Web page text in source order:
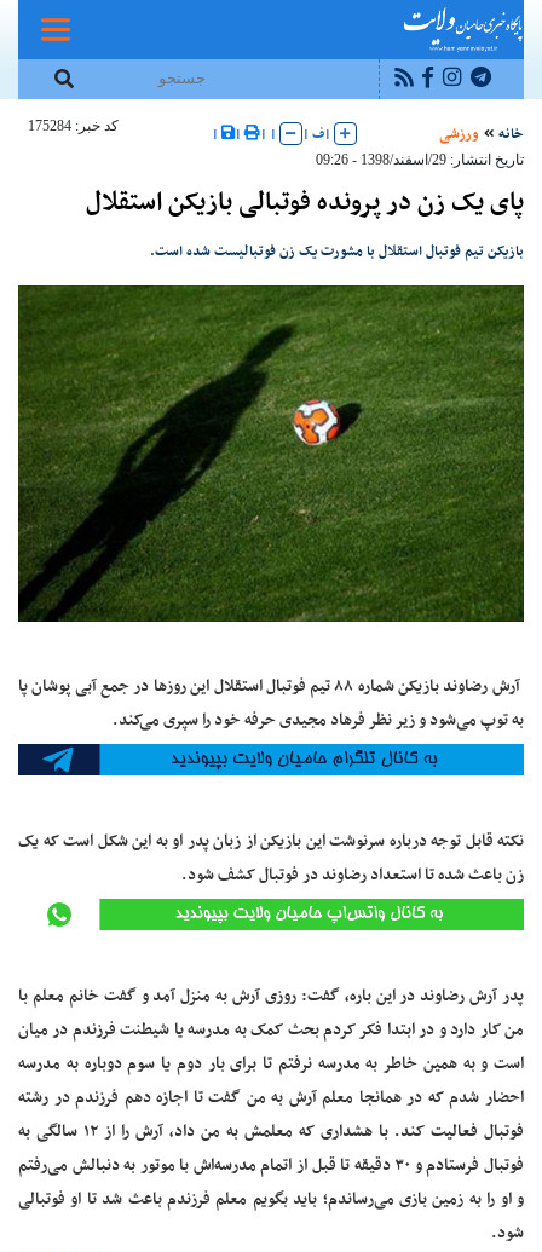
خانه ورزشی |ف |
|
|
|
|
کد خبر: 175284
تاریخ انتشار: 29/اسفند/1398 - 09:26
پای یک زن در پرونده فوتبالی بازیکن استقلال
بازیکن تیم فوتبال استقلال با مشورت یک زن فوتبالیست شده است.
آرش رضاوند بازیکن شماره ۸۸ تیم فوتبال استقلال این روزها در جمع آبی پوشان پا
به توپ می‌شود و زیر نظر فرهاد مجیدی حرفه خود را سپری می‌کند.
نکته قابل توجه درباره سرنوشت این بازیکن از زبان پدر او به این شکل است که یک
زن باعث شده تا استعداد رضاوند در فوتبال کشف شود.
پدر آرش رضاوند در این باره، گفت: روزی آرش به منزل آمد و گفت خانم معلم با
من کار دارد و در ابتدا فکر کردم بحث کمک به مدرسه یا شیطنت فرزندم در میان
است و به همین خاطر به مدرسه نرفتم تا برای بار دوم یا سوم دوباره به مدرسه
احضار شدم که در همانجا معلم آرش به من گفت تا اجازه دهم فرزندم در رشته
فوتبال فعالیت کند. با هشداری که معلمش به من داد، آرش را از ۱۲ سالگی به
فوتبال فرستادم و ۳۰ دقیقه تا قبل از اتمام مدرسه‌اش با موتور به دنبالش می‌رفتم
و او را به زمین بازی می‌رساندم؛ باید بگویم معلم فرزندم باعث شد تا او فوتبالی
شود.